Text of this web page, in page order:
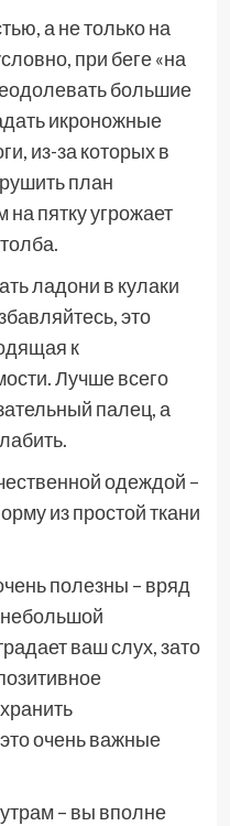
а не только на
при беге «на
большие
икроножные
из-за которых в
план
на пятку угрожает
ладони в кулаки
это
к
Лучше всего
палец, а
одеждой –
из простой ткани
полезны – вряд
небольшой
ваш слух, зато
очень важные
– вы вполне